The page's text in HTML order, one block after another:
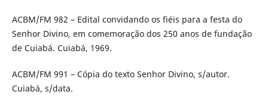
ACBM/FM 982 – Edital convidando os fiéis para a festa do
Senhor Divino, em comemoração dos 250 anos de fundação
de Cuiabá. Cuiabá, 1969.
ACBM/FM 991 – Cópia do texto Senhor Divino, s/autor.
Cuiabá, s/data.